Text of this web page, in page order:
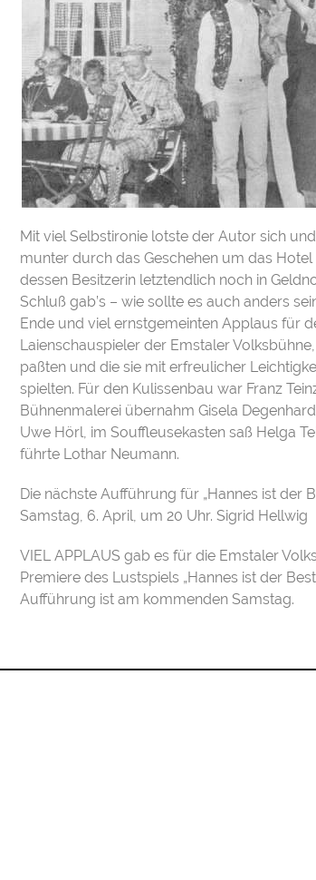
Mit viel Selbstironie lotste der Autor sich
munter durch das Geschehen um das Hotel
dessen Besitzerin letztendlich noch in
Schluß gab’s – wie sollte es auch anders
Ende und viel ernstgemeinten Applaus für
Laienschauspieler der Emstaler
paßten und die sie mit erfreulicher
spielten. Für den Kulissenbau war Franz
Bühnenmalerei übernahm Gisela
Uwe Hörl, im Souffleusekasten saß Helga
führte Lothar Neumann.
Die nächste Aufführung für „Hannes ist der
Samstag, 6. April, um 20 Uhr. Sigrid Hellwig
VIEL APPLAUS gab es für die Emstaler
Premiere des Lustspiels „Hannes ist der
Aufführung ist am kommenden Samstag.